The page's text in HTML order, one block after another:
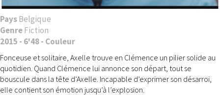
PaysBelgique
GenreFiction
2015 - 6'48 - Couleur
Fonceuse et solitaire, Axelle trouve en Clémence un pilier solide au
quotidien. Quand Clémence lui annonce son départ, tout se
bouscule dans la tête d’Axelle. Incapable d’exprimer son désarroi,
elle contient son émotion jusqu’à l’explosion.